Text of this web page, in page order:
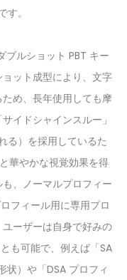
。
ブルショット PBT キー
ット成型により、文字
め、長年使用しても摩
イドシャインスルー」
る）を採用しているた
華やかな視覚効果を得
、ノーマルプロフィー
フィール用に専用プロ
ーザーは自身で好みの
も可能で、例えば「SA
状）や「DSA プロフィ